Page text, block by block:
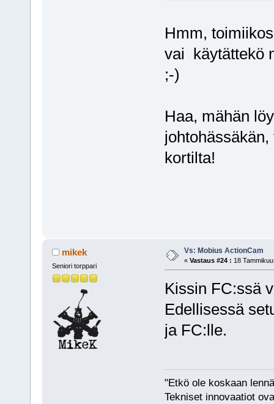
Hmm,
vai käytättekö
;-)
Haa, mähän
kortilta!
mikek
Seniori torppari
Vs: Mobius ActionCam
« Vastaus #24 : 18
Kissin FC:ssä
Edellisessä
ja FC:lle.
"Etkö ole koskaan
Tekniset innovaatiot